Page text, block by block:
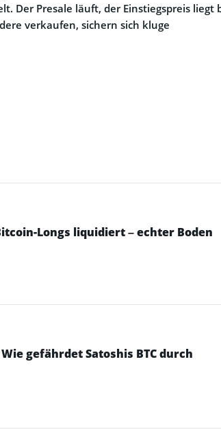
Der Presale läuft, der Einstiegspreis liegt
verkaufen, sichern sich kluge
Longs liquidiert – echter Boden
gefährdet Satoshis BTC durch